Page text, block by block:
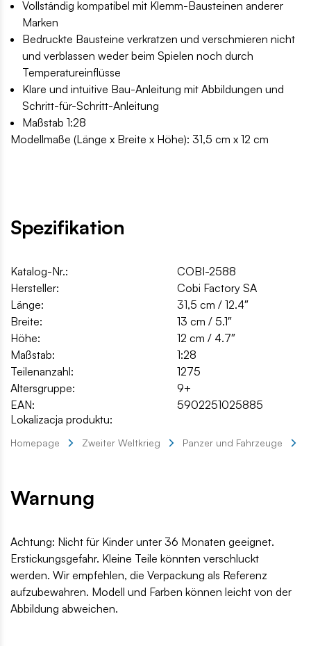
Vollständig kompatibel mit Klemm-Bausteinen anderer
Marken
Bedruckte Bausteine verkratzen und verschmieren nicht
und verblassen weder beim Spielen noch durch
Temperatureinflüsse
Klare und intuitive Bau-Anleitung mit Abbildungen und
Schritt-für-Schritt-Anleitung
Maßstab 1:28
Modellmaße (Länge x Breite x Höhe): 31,5 cm x 12 cm
Spezifikation
Katalog-Nr.:
COBI-2588
Hersteller:
Cobi Factory SA
Länge:
31,5 cm / 12.4″
Breite:
13 cm / 5.1″
Höhe:
12 cm / 4.7″
Maßstab:
1:28
Teilenanzahl:
1275
Altersgruppe:
9+
EAN:
5902251025885
Lokalizacja produktu:
Homepage Zweiter Weltkrieg Panzer und Fahrzeuge
Warnung
Achtung: Nicht für Kinder unter 36 Monaten geeignet.
Erstickungsgefahr. Kleine Teile könnten verschluckt
werden. Wir empfehlen, die Verpackung als Referenz
aufzubewahren. Modell und Farben können leicht von der
Abbildung abweichen.